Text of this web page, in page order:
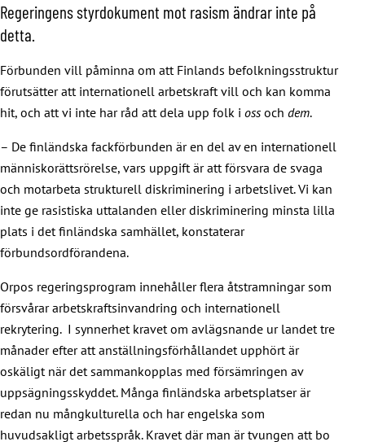
Regeringens styrdokument mot rasism ändrar inte på
detta.
Förbunden vill påminna om att Finlands befolkningsstruktur
förutsätter att internationell arbetskraft vill och kan komma
hit, och att vi inte har råd att dela upp folk i oss och dem.
– De finländska fackförbunden är en del av en internationell
människorättsrörelse, vars uppgift är att försvara de svaga
och motarbeta strukturell diskriminering i arbetslivet. Vi kan
inte ge rasistiska uttalanden eller diskriminering minsta lilla
plats i det finländska samhället, konstaterar
förbundsordförandena.
Orpos regeringsprogram innehåller flera åtstramningar som
försvårar arbetskraftsinvandring och internationell
rekrytering. I synnerhet kravet om avlägsnande ur landet tre
månader efter att anställningsförhållandet upphört är
oskäligt när det sammankopplas med försämringen av
uppsägningsskyddet. Många finländska arbetsplatser är
redan nu mångkulturella och har engelska som
huvudsakligt arbetsspråk. Kravet där man är tvungen att bo